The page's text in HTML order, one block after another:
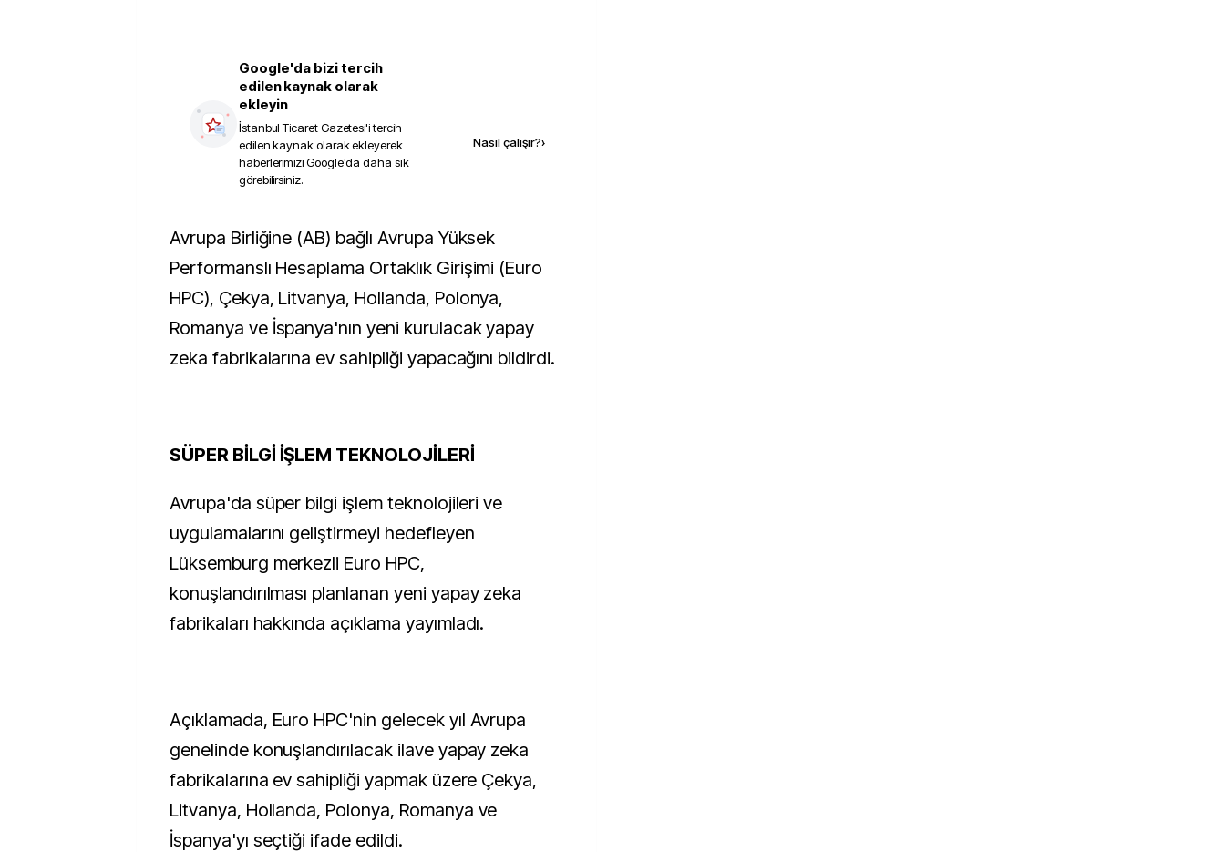
Google'da bizi tercih
edilen kaynak olarak
ekleyin
İstanbul Ticaret Gazetesi'i tercih
edilen kaynak olarak ekleyerek
haberlerimizi Google'da daha sık
görebilirsiniz.
Nasıl çalışır?›
Avrupa Birliğine (AB) bağlı Avrupa Yüksek
Performanslı Hesaplama Ortaklık Girişimi (Euro
HPC), Çekya, Litvanya, Hollanda, Polonya,
Romanya ve İspanya'nın yeni kurulacak yapay
zeka fabrikalarına ev sahipliği yapacağını bildirdi.
SÜPER BİLGİ İŞLEM TEKNOLOJİLERİ
Avrupa'da süper bilgi işlem teknolojileri ve
uygulamalarını geliştirmeyi hedefleyen
Lüksemburg merkezli Euro HPC,
konuşlandırılması planlanan yeni yapay zeka
fabrikaları hakkında açıklama yayımladı.
Açıklamada, Euro HPC'nin gelecek yıl Avrupa
genelinde konuşlandırılacak ilave yapay zeka
fabrikalarına ev sahipliği yapmak üzere Çekya,
Litvanya, Hollanda, Polonya, Romanya ve
İspanya'yı seçtiği ifade edildi.